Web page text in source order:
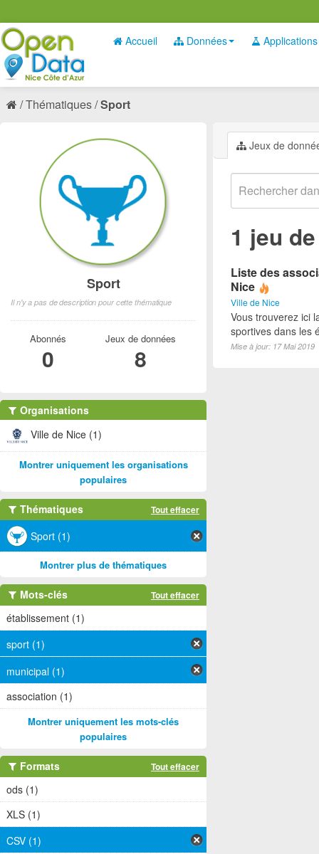
Accueil Données Applications
Thématiques Sport
Jeux de
1 jeu
Liste des
Nice
Ville de Nice
Vous trouverez ici
sportives dans les
Mise à jour: 17 Mai 2019
Sport
Il n'y a pas de description pour cette thématique
Abonnés
0
Jeux de données
8
Organisations
Ville de Nice (1)
Montrer uniquement les organisations
populaires
Thématiques Tout effacer
Sport (1)
Montrer plus de thématiques
Mots-clés Tout effacer
établissement (1)
sport (1)
municipal (1)
association (1)
Montrer uniquement les mots-clés
populaires
Formats Tout effacer
ods (1)
XLS (1)
CSV (1)